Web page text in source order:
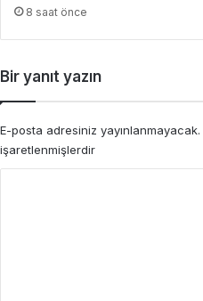
8 saat önce
Bir yanıt yazın
E-posta adresiniz yayınlanmayacak.
işaretlenmişlerdir